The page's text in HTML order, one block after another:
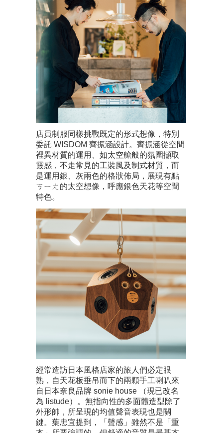
店員制服同樣挑戰既定的形式想像，特別
委託 WISDOM 齊振涵設計。齊振涵從空間
裡異材質的運用、如太空艙般的氛圍擷取
靈感，不走常見的工裝風及制式材質，而
是運用銀、灰兩色的格狀佈局，展現有點
ㄎㄧㄤ的太空想像，呼應銀色天花等空間
特色。
經常造訪日本風格店家的旅人們必定眼
熟，自天花板垂吊而下的兩顆手工喇叭來
自日本奈良品牌 sonie house （現已改名
為 listude）。無指向性的多面體造型除了
外形帥，所呈現的均值聲音表現也是關
鍵。葉忠宜提到，「聲感」雖然不是「重